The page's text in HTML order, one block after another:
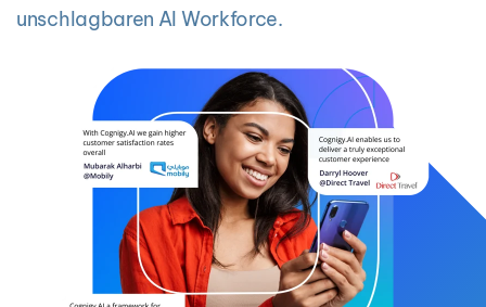
unschlagbaren AI Workforce.